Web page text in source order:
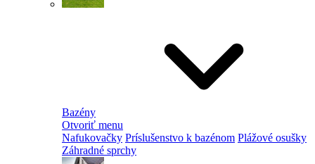
Bazény
Otvoriť menu
Nafukovačky Príslušenstvo k bazénom Plážové osušky
Záhradné sprchy